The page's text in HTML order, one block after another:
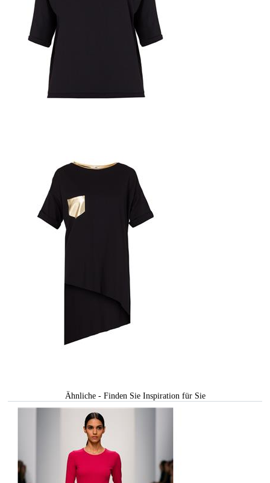
Ähnliche - Finden Sie Inspiration für Sie